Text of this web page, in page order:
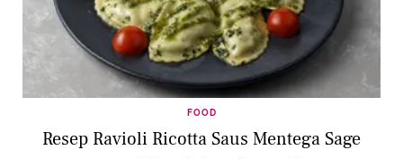
FOOD
Resep Ravioli Ricotta Saus Mentega Sage